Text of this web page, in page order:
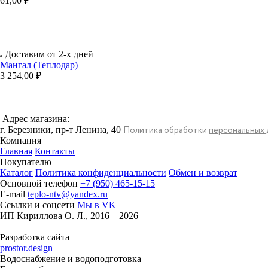
Доставим от 2-х дней
Мангал (Теплодар)
3 254,00 ₽
Адрес магазина:
г. Березники, пр-т Ленина, 40 Политика обработки персональных
Компания
Главная Контакты
Покупателю
Каталог Политика конфиденциальности Обмен и возврат
Основной телефон +7 (950) 465-15-15
E-mail teplo-ntv@yandex.ru
Ссылки и соцсети Мы в VK
ИП Кириллова О. Л., 2016 – 2026
Разработка сайта
prostor.design
Водоснабжение и водоподготовка